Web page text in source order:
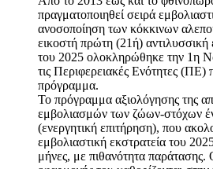
πραγματοποιηθεί σειρά
ανοσοποίηση των κόκκινων
εικοστή πρώτη (21ή) αντιλυσσική
του 2025 ολοκληρώθηκε την 1η
τις Περιφερειακές Ενότητες (ΠΕ)
πρόγραμμα.
Το πρόγραμμα αξιολόγησης της
εμβολιασμών των ζώων-στόχων
(ενεργητική επιτήρηση), που
εμβολιαστική εκστρατεία του
μήνες, με πιθανότητα παράτασης.